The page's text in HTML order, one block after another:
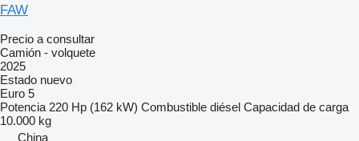
FAW
Precio a consultar
Camión - volquete
2025
Estado nuevo
Euro 5
Potencia 220 Hp (162 kW) Combustible diésel Capacidad de carga
10.000 kg
China